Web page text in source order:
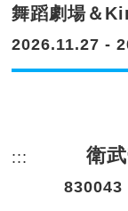
舞蹈劇場＆
2026.11.27 -
::: 頁尾網站資
衛
830043